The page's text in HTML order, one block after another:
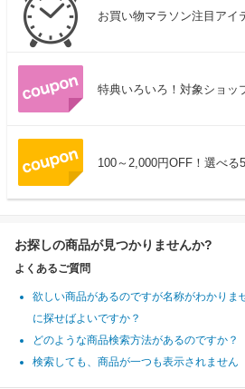
お買い物マラソン注目アイ
特典いろいろ！対象ショッ
100～2,000円OFF！選べる
お探しの商品が見つかりませんか?
よくあるご質問
欲しい商品があるのですが名称がわかりま
に探せばよいですか？
どのような商品検索方法があるのですか？
検索しても、商品が一つも表示されません